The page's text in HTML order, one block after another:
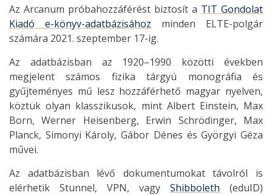
Az Arcanum próbahozzáférést biztosít a TIT Gondolat
Kiadó e-könyv-adatbázisához minden ELTE-polgár
számára 2021. szeptember 17-ig.
Az adatbázisban az 1920–1990 közötti években
megjelent számos fizika tárgyú monográfia és
gyűjteményes mű lesz hozzáférhető magyar nyelven,
köztük olyan klasszikusok, mint Albert Einstein, Max
Born, Werner Heisenberg, Erwin Schrödinger, Max
Planck, Simonyi Károly, Gábor Dénes és Györgyi Géza
művei.
Az adatbázisban lévő dokumentumokat távolról is
elérhetik Stunnel, VPN, vagy Shibboleth (eduID)